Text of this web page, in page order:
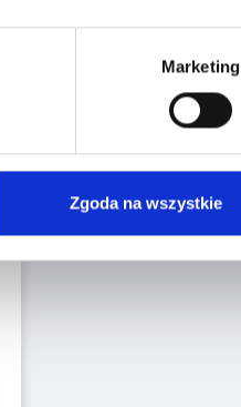
Marketing
Zgoda na wszystkie